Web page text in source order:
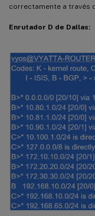
correctamente a través
Enrutador D de Dallas: